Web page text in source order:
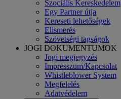
Szociális Kereskedelem
Egy Partner útja
Kereseti lehetőségek
Elismerés
Szövetségi tagságok
JOGI DOKUMENTUMOK
Jogi megjegyzés
Impresszum/Kapcsolat
Whistleblower System
Megfelelés
Adatvédelem